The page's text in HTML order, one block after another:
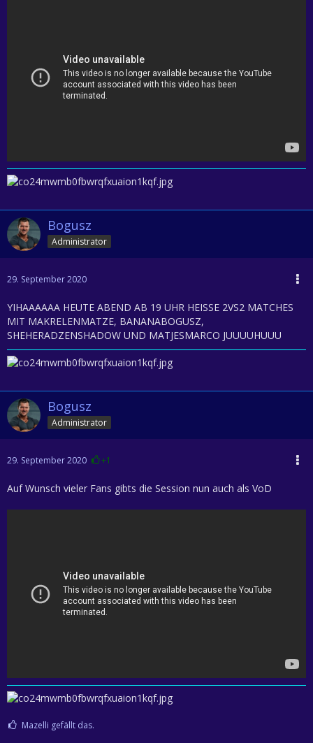
Bogusz
Administrator
29. September 2020
YIHAAAAAA HEUTE ABEND AB 19 UHR HEISSE 2VS2 MATCHES
MIT MAKRELENMATZE, BANANABOGUSZ,
SHEHERADZENSHADOW UND MATJESMARCO JUUUUHUUU
Bogusz
Administrator
29. September 2020 +1
Auf Wunsch vieler Fans gibts die Session nun auch als VoD
Mazelli gefällt das.